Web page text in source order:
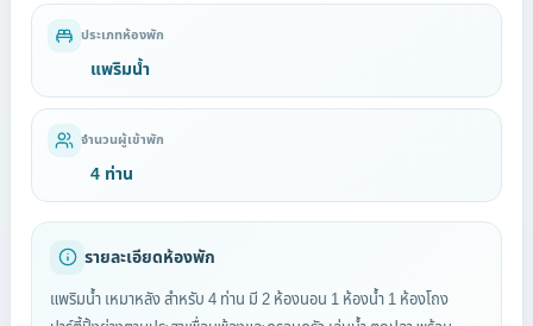
ประเภทห้องพัก
แพริมน้ำ
จำนวนผู้เข้าพัก
4 ท่าน
รายละเอียดห้องพัก
แพริมน้ำ เหมาหลัง สำหรับ 4 ท่าน มี 2 ห้องนอน 1 ห้องน้ำ 1 ห้องโถง